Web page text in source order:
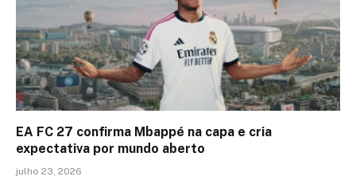
EA FC 27 confirma Mbappé na capa e cria
expectativa por mundo aberto
julho 23, 2026